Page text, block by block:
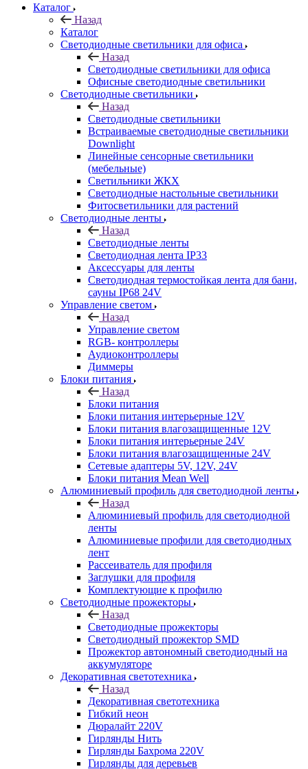
Каталог
Назад
Каталог
Светодиодные светильники для офиса
Назад
Светодиодные светильники для офиса
Офисные светодиодные светильники
Светодиодные светильники
Назад
Светодиодные светильники
Встраиваемые светодиодные светильники
Downlight
Линейные сенсорные светильники
(мебельные)
Светильники ЖКХ
Светодиодные настольные светильники
Фитосветильники для растений
Светодиодные ленты
Назад
Светодиодные ленты
Светодиодная лента IP33
Аксессуары для ленты
Светодиодная термостойкая лента для бани,
сауны IP68 24V
Управление светом
Назад
Управление светом
RGB- контроллеры
Аудиоконтроллеры
Диммеры
Блоки питания
Назад
Блоки питания
Блоки питания интерьерные 12V
Блоки питания влагозащищенные 12V
Блоки питания интерьерные 24V
Блоки питания влагозащищенные 24V
Сетевые адаптеры 5V, 12V, 24V
Блоки питания Mean Well
Алюминиевый профиль для светодиодной ленты
Назад
Алюминиевый профиль для светодиодной
ленты
Алюминиевые профили для светодиодных
лент
Рассеиватель для профиля
Заглушки для профиля
Комплектующие к профилю
Светодиодные прожекторы
Назад
Светодиодные прожекторы
Светодиодный прожектор SMD
Прожектор автономный светодиодный на
аккумуляторе
Декоративная светотехника
Назад
Декоративная светотехника
Гибкий неон
Дюралайт 220V
Гирлянды Нить
Гирлянды Бахрома 220V
Гирлянды для деревьев